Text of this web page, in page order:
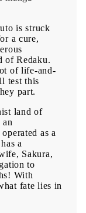
is struck
a cure,
of Redaku.
of life-and-
test this
part.
land of
as a
a
Sakura,
to
With
fate lies in